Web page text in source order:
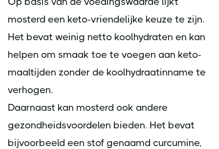
mosterd een keto-vriendelijke keuze te zijn.
Het bevat weinig netto koolhydraten en kan
helpen om smaak toe te voegen aan keto-
maaltijden zonder de koolhydraatinname te
verhogen.
Daarnaast kan mosterd ook andere
gezondheidsvoordelen bieden. Het bevat
bijvoorbeeld een stof genaamd curcumine,